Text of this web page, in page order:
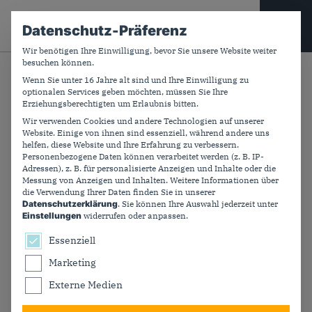
Suchfeld
CDU PLUS
Zurück
EMM-Podcast 29: Ideen für
Deutschland suchen
Die Bundesregierung muss Steuern und Abgaben
echten Bürokratieabbau. In Ausgabe 29 seines
Podcasts will CDU-General Carsten Linnemann mit
seinen Gästen gute Ideen für Deutschland entwickeln.
Datenschutz-Präferenz
Wir benötigen Ihre Einwilligung, bevor Sie unsere Website weiter
besuchen können.
Wenn Sie unter 16 Jahre alt sind und Ihre Einwilligung zu
optionalen Services geben möchten, müssen Sie Ihre
Erziehungsberechtigten um Erlaubnis bitten.
Wir verwenden Cookies und andere Technologien auf unserer
Website. Einige von ihnen sind essenziell, während andere uns
helfen, diese Website und Ihre Erfahrung zu verbessern.
Personenbezogene Daten können verarbeitet werden (z. B. IP-
Adressen), z. B. für personalisierte Anzeigen und Inhalte oder die
Messung von Anzeigen und Inhalten. Weitere Informationen über
die Verwendung Ihrer Daten finden Sie in unserer
Datenschutzerklärung. Sie können Ihre Auswahl jederzeit unter
Einstellungen widerrufen oder anpassen.
Es folgt eine Liste der Service-Gruppen, für die
Essenziell
Marketing
Externe Medien